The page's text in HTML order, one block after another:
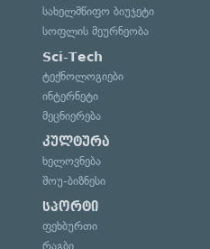
სახელმწიფო ბიუჯეტი
სოფლის მეურნეობა
Sci-Tech
ტექნოლოგიები
ინტერნეტი
მეცნიერება
კულტურა
ხელოვნება
შოუ-ბიზნესი
სპორტი
ფეხბურთი
რაგბი